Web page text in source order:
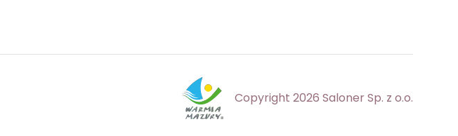
Copyright 2026 Saloner Sp. z o.o.